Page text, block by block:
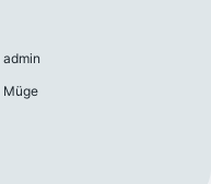
admin
Müge